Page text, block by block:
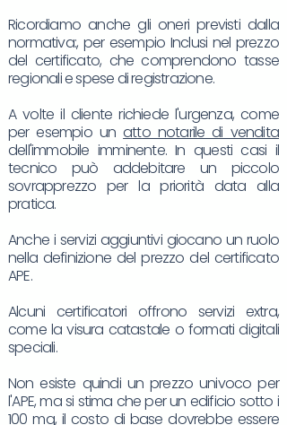
Ricordiamo anche gli oneri previsti dalla
normativa:, per esempio Inclusi nel prezzo
del certificato, che comprendono tasse
regionali e spese di registrazione.
A volte il cliente richiede l'urgenza, come
per esempio unatto notarile di vendita
dell'immobile imminente. In questi casi il
tecnico può addebitare un piccolo
sovrapprezzo per la priorità data alla
pratica.
Anche i servizi aggiuntivi giocano un ruolo
nella definizione del prezzo del certificato
APE.
Alcuni certificatori offrono servizi extra,
come la visura catastale o formati digitali
speciali.
Non esiste quindi un prezzo univoco per
l'APE, ma si stima che per un edificio sotto i
100 mq, il costo di base dovrebbe essere